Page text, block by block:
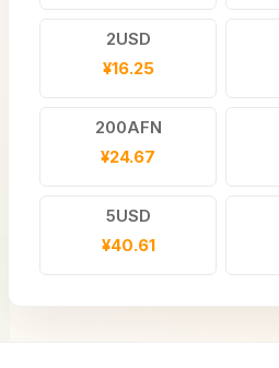
2USD
¥16.25
200AFN
¥24.67
5USD
¥40.61
9USD